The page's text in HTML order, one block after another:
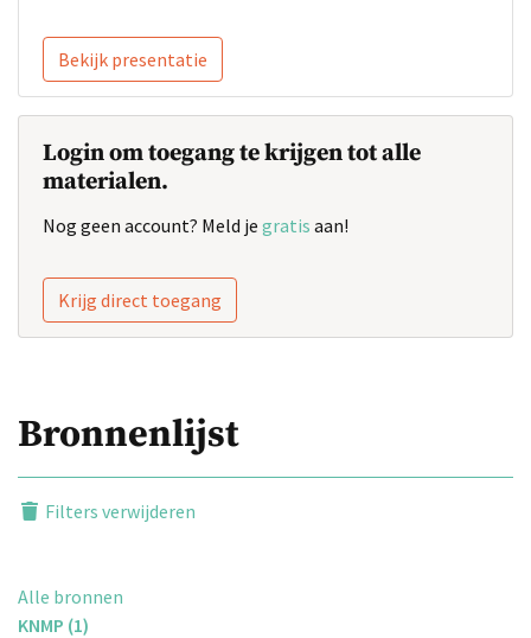
Bekijk presentatie
Login om toegang te krijgen tot alle
materialen.
Nog geen account? Meld je gratis aan!
Krijg direct toegang
Bronnenlijst
Filters verwijderen
Alle bronnen
KNMP (1)